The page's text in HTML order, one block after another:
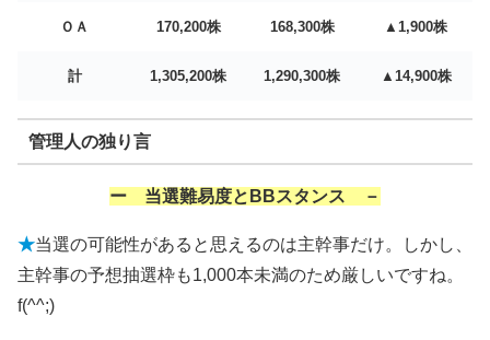
ＯＡ 170,200株 168,300株 ▲1,900株
計 1,305,200株 1,290,300株 ▲14,900株
管理人の独り言
ー 当選難易度とBBスタンス －
★当選の可能性があると思えるのは主幹事だけ。しかし、
主幹事の予想抽選枠も1,000本未満のため厳しいですね。
f(^^;)